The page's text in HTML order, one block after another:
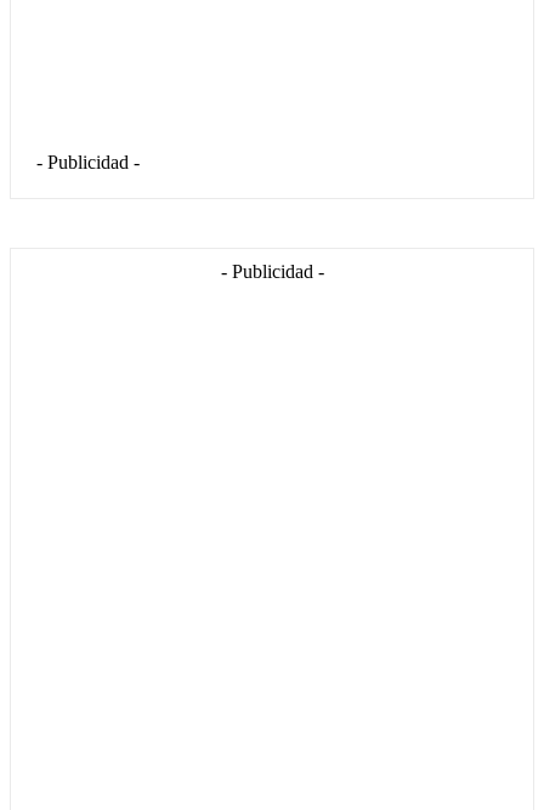
- Publicidad -
- Publicidad -